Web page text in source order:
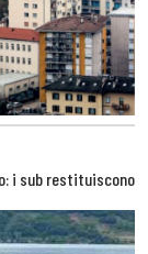
i sub restituiscono